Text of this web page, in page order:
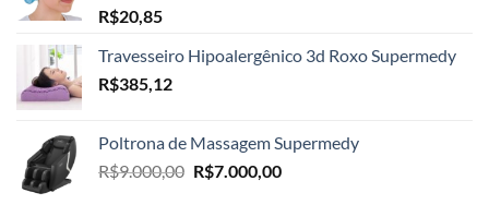
R$20,85
Travesseiro Hipoalergênico 3d Roxo Supermedy
R$385,12
Poltrona de Massagem Supermedy
R$9.000,00 O
R$7.000,00O